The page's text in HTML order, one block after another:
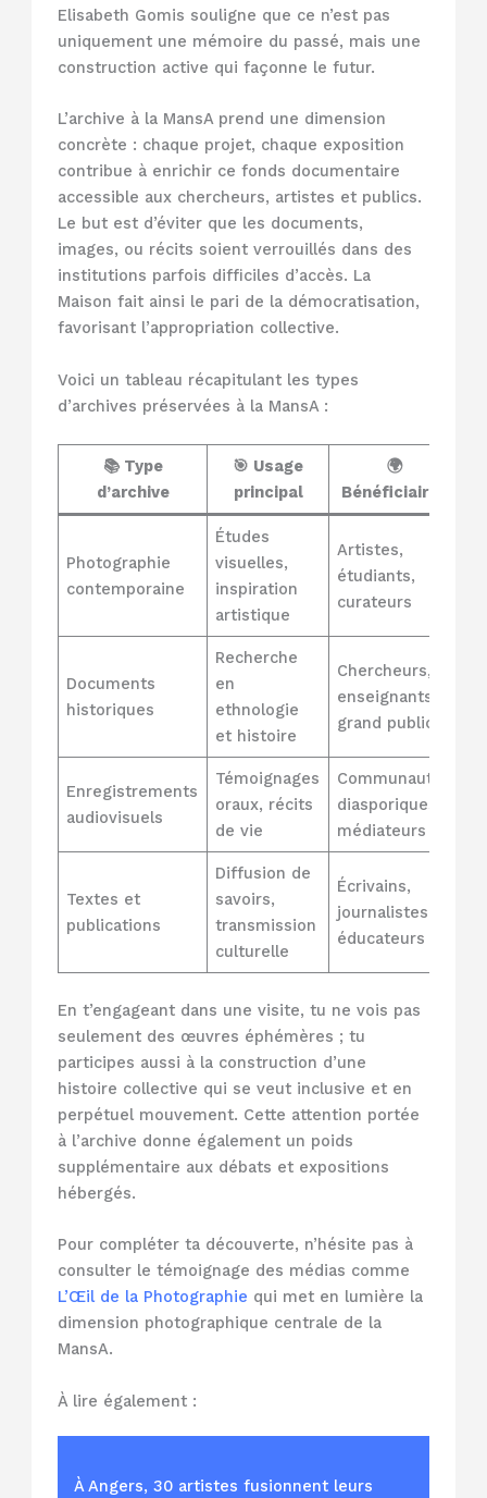
Elisabeth Gomis souligne que ce n’est pas
uniquement une mémoire du passé, mais une
construction active qui façonne le futur.
L’archive à la MansA prend une dimension
concrète : chaque projet, chaque exposition
contribue à enrichir ce fonds documentaire
accessible aux chercheurs, artistes et publics.
Le but est d’éviter que les documents,
images, ou récits soient verrouillés dans des
institutions parfois difficiles d’accès. La
Maison fait ainsi le pari de la démocratisation,
favorisant l’appropriation collective.
Voici un tableau récapitulant les types
d’archives préservées à la MansA :
📚 Type
d’archive
🎯 Usage
principal
🌍
Bénéficiaires
Photographie
contemporaine
Études
visuelles,
inspiration
artistique
Artistes,
étudiants,
curateurs
Documents
historiques
Recherche
en
ethnologie
et histoire
Chercheurs,
enseignants,
grand public
Enregistrements
audiovisuels
Témoignages
oraux, récits
de vie
Communautés
diasporiques,
médiateurs
Textes et
publications
Diffusion de
savoirs,
transmission
culturelle
Écrivains,
journalistes,
éducateurs
En t’engageant dans une visite, tu ne vois pas
seulement des œuvres éphémères ; tu
participes aussi à la construction d’une
histoire collective qui se veut inclusive et en
perpétuel mouvement. Cette attention portée
à l’archive donne également un poids
supplémentaire aux débats et expositions
hébergés.
Pour compléter ta découverte, n’hésite pas à
consulter le témoignage des médias comme
L’Œil de la Photographie qui met en lumière la
dimension photographique centrale de la
MansA.
À lire également :
À Angers, 30 artistes fusionnent leurs